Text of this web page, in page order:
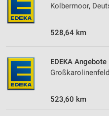
Kolbermoor,
528,64 km
EDEKA
523,60 km